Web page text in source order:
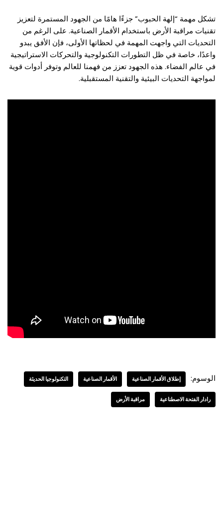
تشكل مهمة “إلهة الحبوب” جزءًا هامًا من الجهود المستمرة لتعزيز
تقنيات مراقبة الأرض باستخدام الأقمار الصناعية. على الرغم من
التحديات التي واجهت المهمة في لحظاتها الأولى، فإن الأفق يبدو
واعدًا، خاصة في ظل التطورات التكنولوجية والتحركات الاستراتيجية
في عالم الفضاء. هذه الجهود تعزز من فهمنا للعالم وتوفر أدوات قوية
لمواجهة التحديات البيئية والتقنية المستقبلية.
الوسوم: إطلاق الأقمار الصناعية الأقمار الصناعية التكنولوجيا الحديثة
رادار الفتحة الاصطناعية مراقبة الأرض